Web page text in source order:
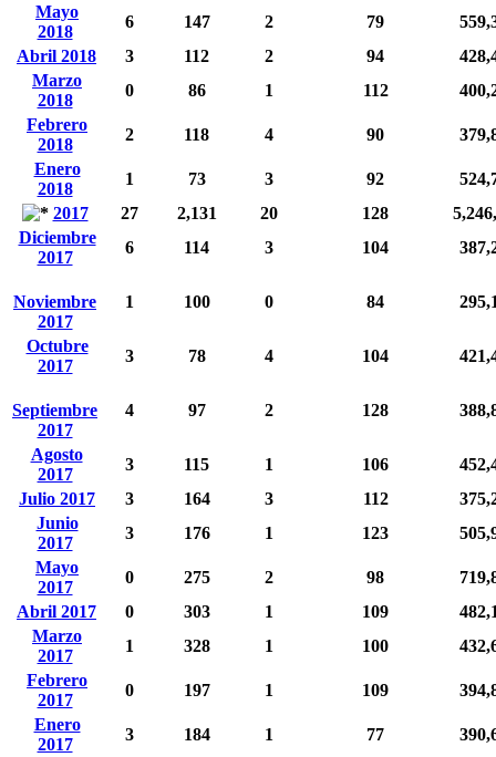
Mayo
2018
6 147 2 79
Abril 2018
3 112 2 94
Marzo
2018
0 86 1 112
Febrero
2018
2 118 4 90
Enero
2018
1 73 3 92
2017
27 2,131 20 128
Diciembre
2017
6 114 3 104
Noviembre
2017
1 100 0 84
Octubre
2017
3 78 4 104
Septiembre
2017
4 97 2 128
Agosto
2017
3 115 1 106
Julio 2017
3 164 3 112
Junio
2017
3 176 1 123
Mayo
2017
0 275 2 98
Abril 2017
0 303 1 109
Marzo
2017
1 328 1 100
Febrero
2017
0 197 1 109
Enero
2017
3 184 1 77